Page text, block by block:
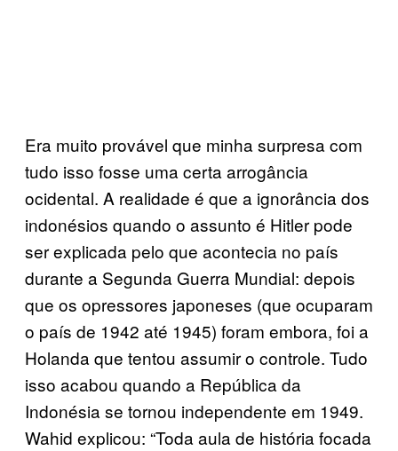
Era muito provável que minha surpresa com
tudo isso fosse uma certa arrogância
ocidental. A realidade é que a ignorância dos
indonésios quando o assunto é Hitler pode
ser explicada pelo que acontecia no país
durante a Segunda Guerra Mundial: depois
que os opressores japoneses (que ocuparam
o país de 1942 até 1945) foram embora, foi a
Holanda que tentou assumir o controle. Tudo
isso acabou quando a República da
Indonésia se tornou independente em 1949.
Wahid explicou: “Toda aula de história focada